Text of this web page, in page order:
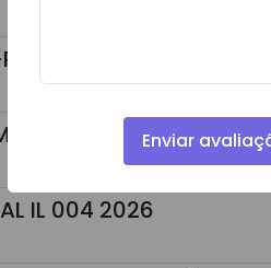
PREÇOS IL
IL 004 2026
IL 004 2026
Enviar